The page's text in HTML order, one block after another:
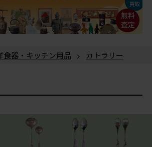
食器・キッチン用品 > カトラリー